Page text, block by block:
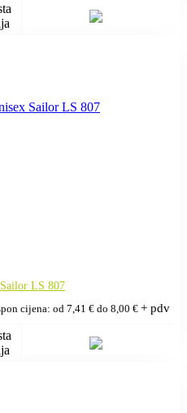
LS 807
cijena: od 7,41 € do 8,00 € + pdv